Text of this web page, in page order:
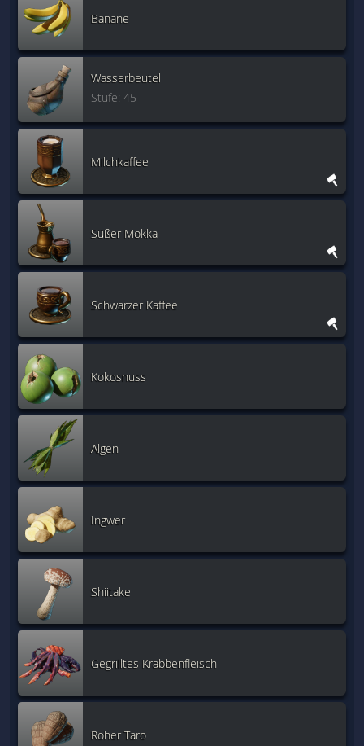
Banane
Wasserbeutel
Stufe: 45
Milchkaffee
Süßer Mokka
Schwarzer Kaffee
Kokosnuss
Algen
Ingwer
Shiitake
Gegrilltes Krabbenfleisch
Roher Taro